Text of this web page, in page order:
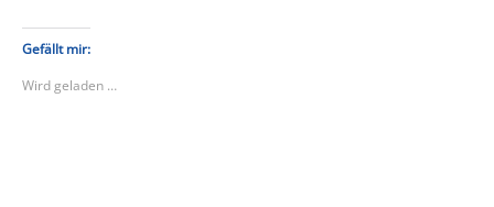
zu
teilen
(Wird
neuem neuem
Gefällt mir:
Wird geladen …